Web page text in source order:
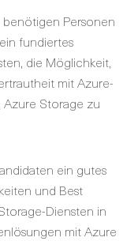
Personen
fundiertes
die Möglichkeit,
mit Azure-
Azure Storage zu
ein gutes
und Best
Diensten in
mit Azure